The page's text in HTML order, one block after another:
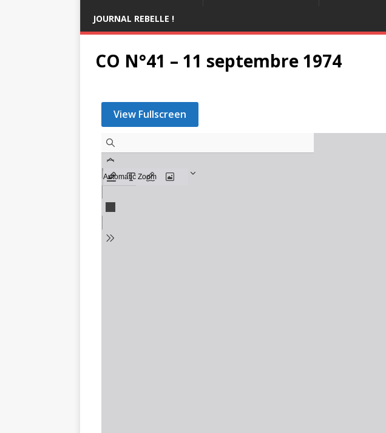
JOURNAL REBELLE !
CO N°41 – 11 septembre 1974
View Fullscreen